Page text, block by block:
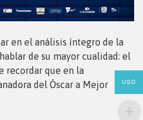
en el análisis íntegro de la
de su mayor cualidad: el
recordar que en la
del Óscar a Mejor
USD